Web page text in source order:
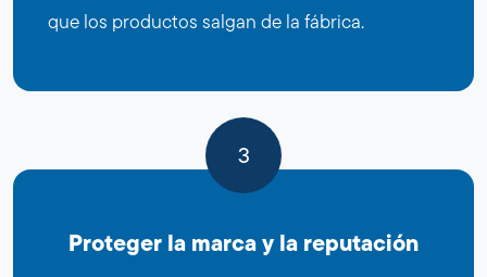
que los productos salgan de la fábrica.
3
Proteger la marca y la reputación